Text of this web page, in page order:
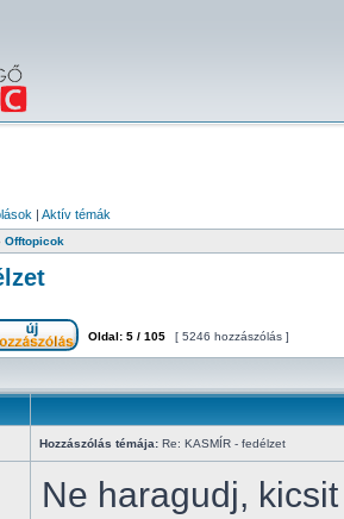
| Aktív témák
Offtopicok
Oldal: 5 / 105 [ 5246 hozzászólás ]
Hozzászólás témája: Re: KASMÍR - fedélzet
Ne haragudj,